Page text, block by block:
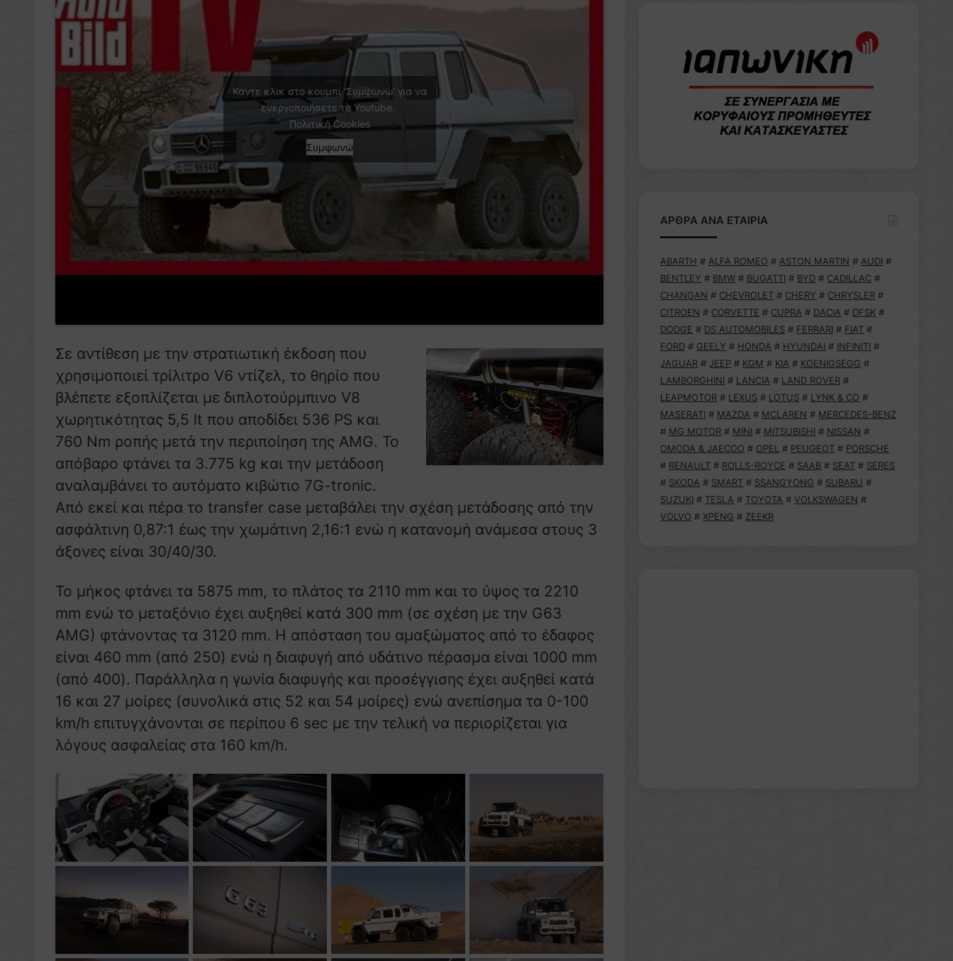
Κάντε κλικ στο κουμπί 'Συμφωνώ' για να
ενεργοποιήσετε το Youtube.
Πολιτική Cookies
Συμφωνώ
Σε αντίθεση με την στρατιωτική έκδοση που
χρησιμοποιεί τρίλιτρο V6 ντίζελ, το θηρίο που
βλέπετε εξοπλίζεται με διπλοτούρμπινο V8
χωρητικότητας 5,5 lt που αποδίδει 536 PS και
760 Nm ροπής μετά την περιποίηση της AMG. Το
απόβαρο φτάνει τα 3.775 kg και την μετάδοση
αναλαμβάνει το αυτόματο κιβώτιο 7G-tronic.
Από εκεί και πέρα το transfer case μεταβάλει την σχέση μετάδοσης από την
ασφάλτινη 0,87:1 έως την χωμάτινη 2,16:1 ενώ η κατανομή ανάμεσα στους 3
άξονες είναι 30/40/30.
Το μήκος φτάνει τα 5875 mm, το πλάτος τα 2110 mm και το ύψος τα 2210
mm ενώ το μεταξόνιο έχει αυξηθεί κατά 300 mm (σε σχέση με την G63
AMG) φτάνοντας τα 3120 mm. Η απόσταση του αμαξώματος από το έδαφος
είναι 460 mm (από 250) ενώ η διαφυγή από υδάτινο πέρασμα είναι 1000 mm
(από 400). Παράλληλα η γωνία διαφυγής και προσέγγισης έχει αυξηθεί κατά
16 και 27 μοίρες (συνολικά στις 52 και 54 μοίρες) ενώ ανεπίσημα τα 0-100
km/h επιτυγχάνονται σε περίπου 6 sec με την τελική να περιορίζεται για
λόγους ασφαλείας στα 160 km/h.
ΑΡΘΡΑ ΑΝΑ ΕΤΑΙΡΙΑ
ABARTH # ALFA ROMEO # ASTON MARTIN # AUDI #
BENTLEY # BMW # BUGATTI # BYD # CADILLAC #
CHANGAN # CHEVROLET # CHERY # CHRYSLER #
CITROEN # CORVETTE # CUPRA # DACIA # DFSK #
DODGE # DS AUTOMOBILES # FERRARI # FIAT #
FORD # GEELY # HONDA # HYUNDAI # INFINITI #
JAGUAR # JEEP # KGM # KIA # KOENIGSEGG #
LAMBORGHINI # LANCIA # LAND ROVER #
LEAPMOTOR # LEXUS # LOTUS # LYNK & CO #
MASERATI # MAZDA # MCLAREN # MERCEDES-BENZ
# MG MOTOR # MINI # MITSUBISHI # NISSAN #
OMODA & JAECOO # OPEL # PEUGEOT # PORSCHE
# RENAULT # ROLLS-ROYCE # SAAB # SEAT # SERES
# SKODA # SMART # SSANGYONG # SUBARU #
SUZUKI # TESLA # TOYOTA # VOLKSWAGEN #
VOLVO # XPENG # ZEEKR